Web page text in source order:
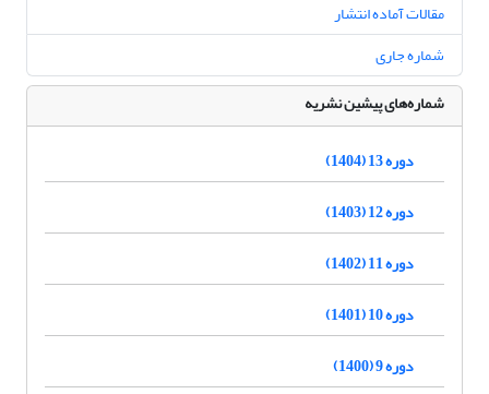
مقالات آماده انتشار
شماره جاری
شماره‌های پیشین نشریه
دوره 13 (1404)
دوره 12 (1403)
دوره 11 (1402)
دوره 10 (1401)
دوره 9 (1400)